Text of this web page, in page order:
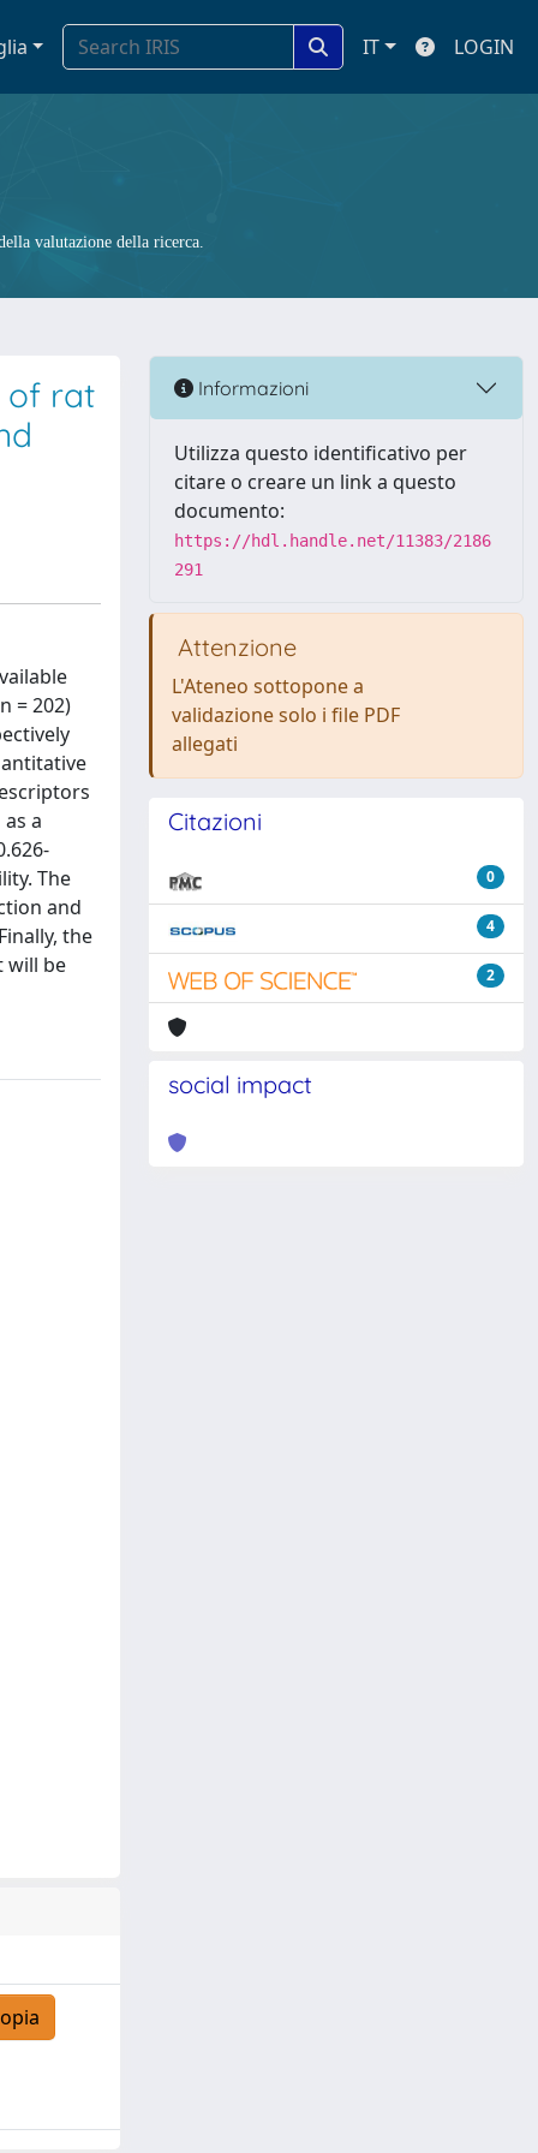
IT LOGIN
valutazione della ricerca.
of rat
= 202)
a
The
and
the
will be
Informazioni
Utilizza questo identificativo per
citare o creare un link a questo
documento:
https://hdl.handle.net/11383/2186
291
Attenzione
L'Ateneo sottopone a
validazione solo i file PDF
allegati
Citazioni
0
4
2
social impact